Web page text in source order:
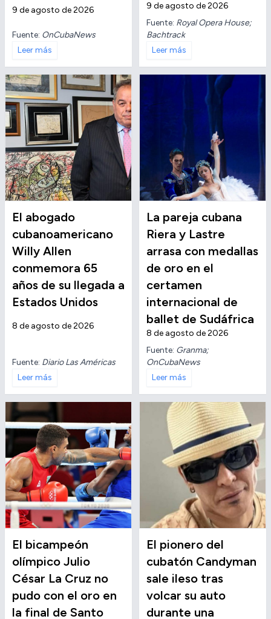
9 de agosto de 2026
Fuente: OnCubaNews
Leer más
9 de agosto de 2026
Fuente: Royal Opera House;
Bachtrack
Leer más
El abogado
cubanoamericano
Willy Allen
conmemora 65
años de su llegada a
Estados Unidos
8 de agosto de 2026
Fuente: Diario Las Américas
Leer más
La pareja cubana
Riera y Lastre
arrasa con medallas
de oro en el
certamen
internacional de
ballet de Sudáfrica
8 de agosto de 2026
Fuente: Granma;
OnCubaNews
Leer más
El bicampeón
olímpico Julio
César La Cruz no
pudo con el oro en
la final de Santo
El pionero del
cubatón Candyman
sale ileso tras
volcar su auto
durante una